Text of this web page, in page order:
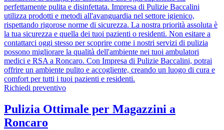
perfettamente pulita e disinfettata. Impresa di Pulizie Baccalini
utilizza prodotti e metodi all'avanguardia nel settore igienico,
rispettando rigorose norme di sicurezza. La nostra priorità assoluta è
la tua sicurezza e quella dei tuoi pazienti o residenti. Non esitare a
contattarci oggi stesso per scoprire come i nostri servizi di pulizia
possono migliorare la qualità dell'ambiente nei tuoi ambulatori
medici e RSA a Roncaro. Con Impresa di Pulizie Baccalini, potrai
offrire un ambiente pulito e accogliente, creando un luogo di cura e
comfort per tutti i tuoi pazienti e residenti.
Richiedi preventivo
Pulizia Ottimale per Magazzini a
Roncaro